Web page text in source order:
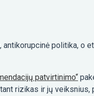
politika, o
patvirtinimo“
rizikas ir jų veiksnius,